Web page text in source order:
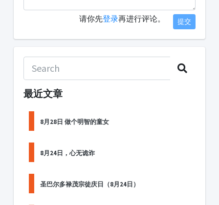
请你先登录再进行评论。 提交
最近文章
8月28日 做个明智的童女
8月24日，心无诡诈
圣巴尔多禄茂宗徒庆日（8月24日）